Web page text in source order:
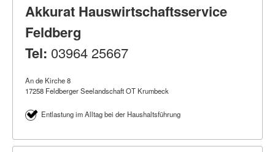
Akkurat Hauswirtschaftsservice
Feldberg
Tel: 03964 25667
An de Kirche 8
17258 Feldberger Seelandschaft OT Krumbeck
Entlastung im Alltag bei der Haushaltsführung